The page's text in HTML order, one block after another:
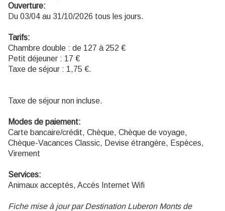
Ouverture:
Du 03/04 au 31/10/2026 tous les jours.
Tarifs:
Chambre double : de 127 à 252 €
Petit déjeuner : 17 €
Taxe de séjour : 1,75 €.
Taxe de séjour non incluse.
Modes de paiement:
Carte bancaire/crédit, Chèque, Chèque de voyage,
Chèque-Vacances Classic, Devise étrangère, Espèces,
Virement
Services:
Animaux acceptés, Accès Internet Wifi
Fiche mise à jour par Destination Luberon Monts de